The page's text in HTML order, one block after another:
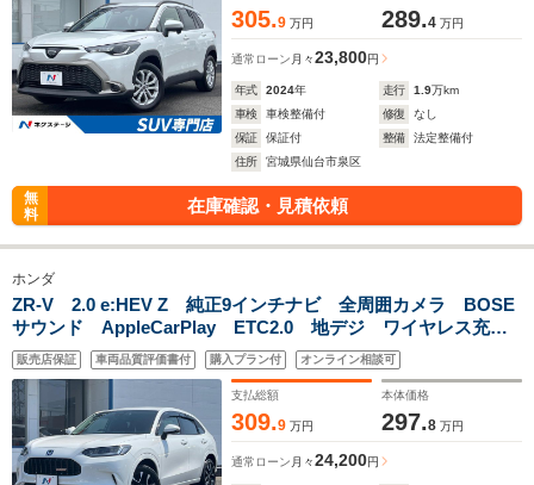
305.9 万円 289.4 万円
通常ローン 月々23,800円
年式 2024年 走行 1.9万km
車検
車検整備付 修復
なし
保証
保証付 整備
法定整備付
住所
宮城県仙台市泉区
無
料
在庫確認・見積依頼
ホンダ
ZR-V 2.0 e:HEV Z 純正9インチナビ 全周囲カメラ BOSE
サウンド AppleCarPlay ETC2.0 地デジ ワイヤレス充
電 革シート/パワーシート/シートヒーター 純正18インチア
ルミホイール 禁煙車
販売店保証 車両品質評価書付 購入プラン付 オンライン相談可
支払総額
309.9 万円
本体価格
297.8 万円
通常ローン 月々24,200円